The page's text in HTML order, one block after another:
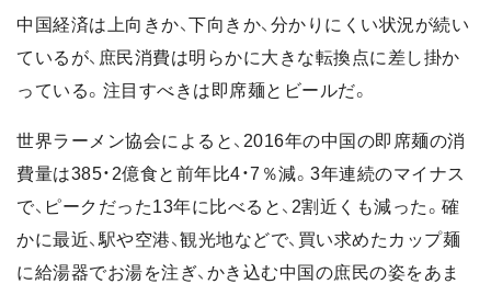
中国経済は上向きか、下向きか、分かりにくい状況が続い
ているが、庶民消費は明らかに大きな転換点に差し掛か
っている。注目すべきは即席麺とビールだ。
世界ラーメン協会によると、2016年の中国の即席麺の消
費量は385・2億食と前年比4・7％減。3年連続のマイナス
で、ピークだった13年に比べると、2割近くも減った。確
かに最近、駅や空港、観光地などで、買い求めたカップ麺
に給湯器でお湯を注ぎ、かき込む中国の庶民の姿をあま